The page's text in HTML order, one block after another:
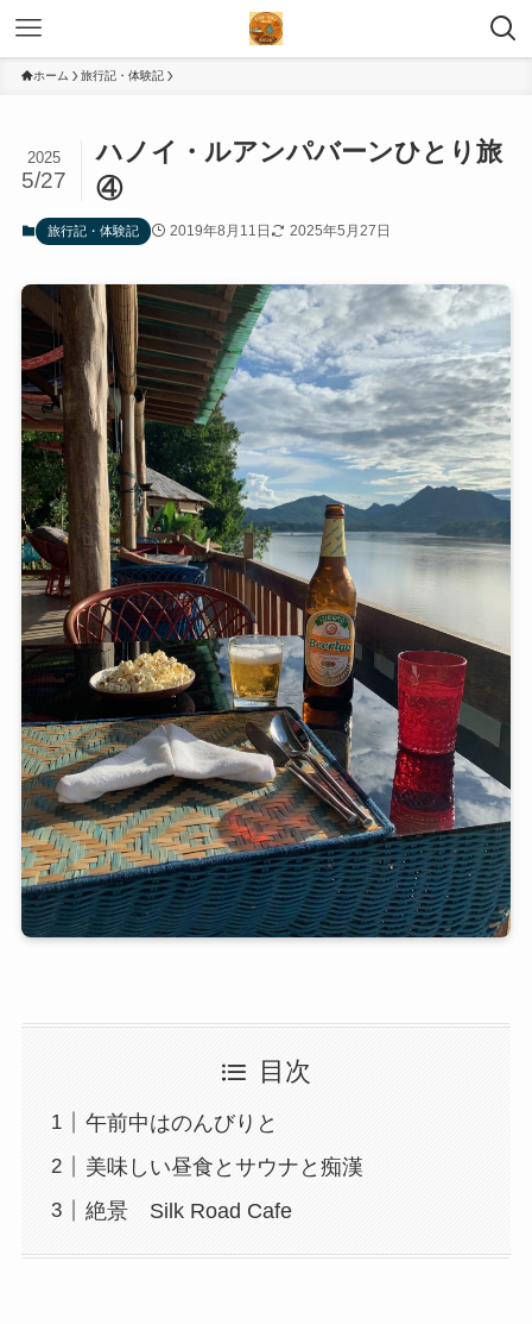
ホーム 旅行記・体験記
ハノイ・ルアンパバーンひとり旅
④
2025
5/27
旅行記・体験記 2019年8月11日 2025年5月27日
目次
午前中はのんびりと
美味しい昼食とサウナと痴漢
絶景 Silk Road Cafe